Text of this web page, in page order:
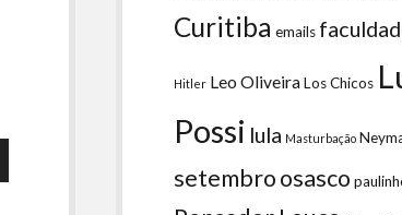
Curitiba emails
Hitler Leo OliveiraLos Chicos
Possi lula Masturbação
setembroosasco